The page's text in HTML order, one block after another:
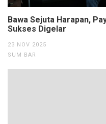
Bawa Sejuta Harapan,
Sukses Digelar
23 NOV 2025
SUM BAR